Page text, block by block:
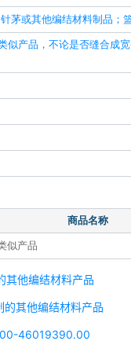
茅或其他编结材料制品；
似产品，不论是否缝合成
商品名称
似产品
他编结材料产品
其他编结材料产品
46019390.00